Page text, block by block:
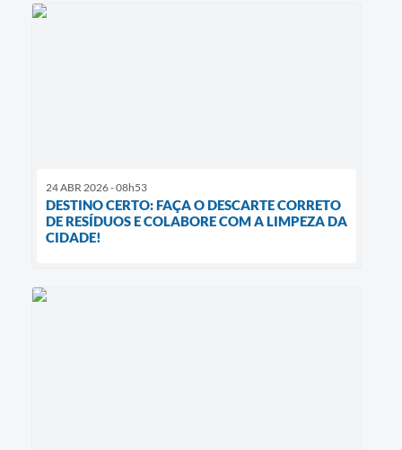
24 ABR 2026 - 08h53
DESTINO CERTO: FAÇA O DESCARTE CORRETO
DE RESÍDUOS E COLABORE COM A LIMPEZA DA
CIDADE!